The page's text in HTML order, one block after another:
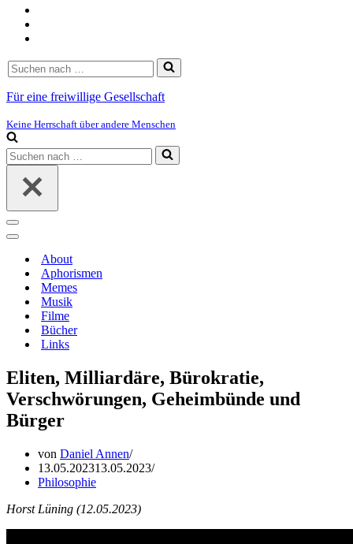
Suchen
nach …
Für eine freiwillige Gesellschaft
Keine Herrschaft über andere Menschen
Suchen
nach …
Navigations-
Menü
Navigations-
About
Aphorismen
Memes
Musik
Filme
Bücher
Links
Eliten, Milliardäre, Bürokratie,
Verschwörungen, Geheimbünde und
Bürger
von Daniel Annen
13.05.202313.05.2023
Philosophie
Horst Lüning (12.05.2023)